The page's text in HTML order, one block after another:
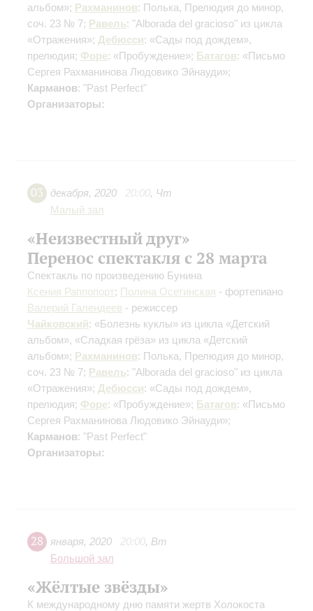
альбом»; Рахманинов: Полька, Прелюдия до минор,
соч. 23 № 7; Равель: "Alborada del gracioso" из цикла
«Отражения»; Дебюсси: «Сады под дождем»,
прелюдия; Форе: «Пробуждение»; Батагов: «Письмо
Сергея Рахманинова Людовико Эйнауди»;
Карманов: "Past Perfect"
Организаторы:
03 декабря, 2020 20:00, Чт
Малый зал
«Неизвестный друг»
Перенос спектакля с 28 марта
Спектакль по произведению Бунина
Ксения Раппопорт; Полина Осетинская - фортепиано
Валерий Галендеев - режиссер
Чайковский: «Болезнь куклы» из цикла «Детский
альбом», «Сладкая грёза» из цикла «Детский
альбом»; Рахманинов: Полька, Прелюдия до минор,
соч. 23 № 7; Равель: "Alborada del gracioso" из цикла
«Отражения»; Дебюсси: «Сады под дождем»,
прелюдия; Форе: «Пробуждение»; Батагов: «Письмо
Сергея Рахманинова Людовико Эйнауди»;
Карманов: "Past Perfect"
Организаторы:
28 января, 2020 20:00, Вт
Большой зал
«Жёлтые звёзды»
К международному дню памяти жертв Холокоста